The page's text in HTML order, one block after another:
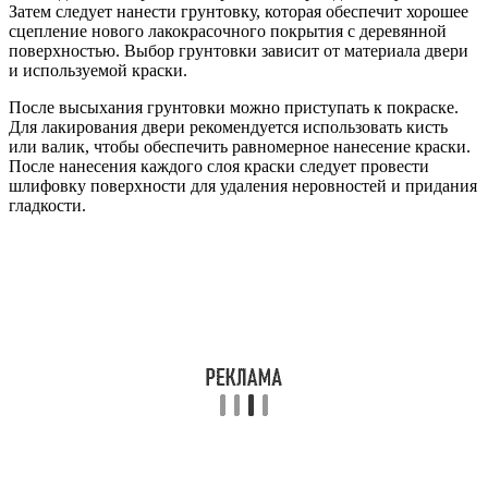
Затем следует нанести грунтовку, которая обеспечит хорошее
сцепление нового лакокрасочного покрытия с деревянной
поверхностью. Выбор грунтовки зависит от материала двери
и используемой краски.
После высыхания грунтовки можно приступать к покраске.
Для лакирования двери рекомендуется использовать кисть
или валик, чтобы обеспечить равномерное нанесение краски.
После нанесения каждого слоя краски следует провести
шлифовку поверхности для удаления неровностей и придания
гладкости.